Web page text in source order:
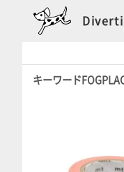
キーワード